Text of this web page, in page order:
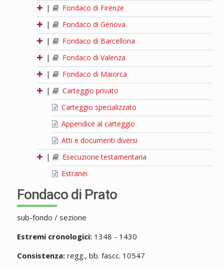
|
Fondaco di Firenze
|
Fondaco di Genova
|
Fondaco di Barcellona
|
Fondaco di Valenza
|
Fondaco di Maiorca
|
Carteggio privato
Carteggio specializzato
Appendice al carteggio
Atti e documenti diversi
|
Esecuzione testamentaria
Estranei
Fondaco di Prato
sub-fondo / sezione
Estremi cronologici:1348 - 1430
Consistenza:regg., bb. fascc. 10547